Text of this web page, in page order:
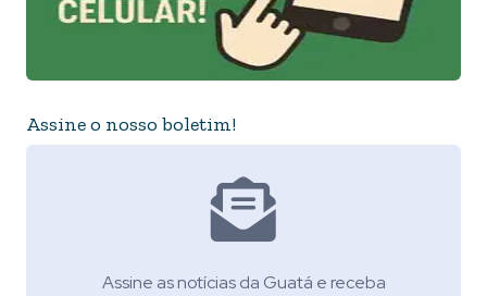
Assine o nosso boletim!
Assine as notícias da Guatá e receba